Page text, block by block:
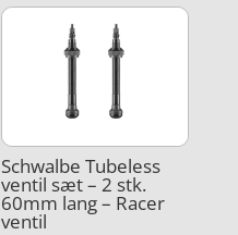
Schwalbe Tubeless
ventil sæt – 2 stk.
60mm lang – Racer
ventil